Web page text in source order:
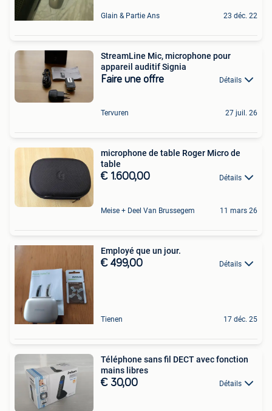
Glain & Partie Ans 23 déc. 22
StreamLine Mic, microphone pour
appareil auditif Signia
Faire une offre Détails
Tervuren 27 juil. 26
microphone de table Roger Micro de
table
€ 1.600,00 Détails
Meise + Deel Van Brussegem 11 mars 26
Employé que un jour.
€ 499,00 Détails
Tienen 17 déc. 25
Téléphone sans fil DECT avec fonction
mains libres
€ 30,00 Détails